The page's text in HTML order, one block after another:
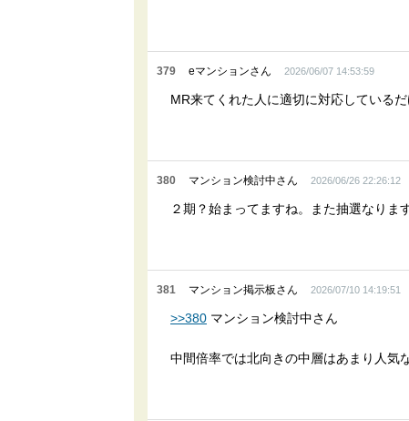
379 eマンションさん 2026/06/07 14:53:59
MR来てくれた人に適切に対応しているだ
380 マンション検討中さん 2026/06/26 22:26:12
２期？始まってますね。また抽選なりま
381 マンション掲示板さん 2026/07/10 14:19:51
>>380 マンション検討中さん
中間倍率では北向きの中層はあまり人気